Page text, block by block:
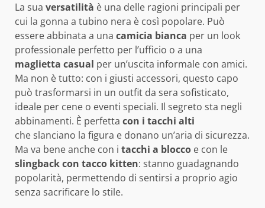
La sua versatilità è una delle ragioni principali per
cui la gonna a tubino nera è così popolare. Può
essere abbinata a una camicia bianca per un look
professionale perfetto per l’ufficio o a una
maglietta casual per un’uscita informale con amici.
Ma non è tutto: con i giusti accessori, questo capo
può trasformarsi in un outfit da sera sofisticato,
ideale per cene o eventi speciali. Il segreto sta negli
abbinamenti. È perfetta con i tacchi alti
che slanciano la figura e donano un’aria di sicurezza.
Ma va bene anche con i tacchi a blocco e con le
slingback con tacco kitten: stanno guadagnando
popolarità, permettendo di sentirsi a proprio agio
senza sacrificare lo stile.